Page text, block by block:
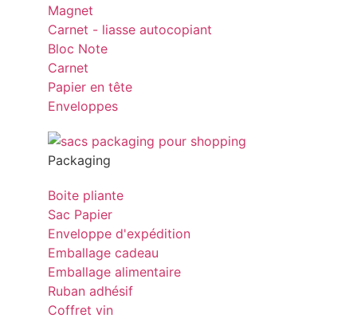
Magnet
Carnet - liasse autocopiant
Bloc Note
Carnet
Papier en tête
Enveloppes
Packaging
Boite pliante
Sac Papier
Enveloppe d'expédition
Emballage cadeau
Emballage alimentaire
Ruban adhésif
Coffret vin